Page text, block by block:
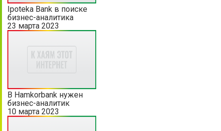
Ipoteka Bank в поиске
бизнес-аналитика
23 марта 2023
В Hamkorbank нужен
бизнес-аналитик
10 марта 2023